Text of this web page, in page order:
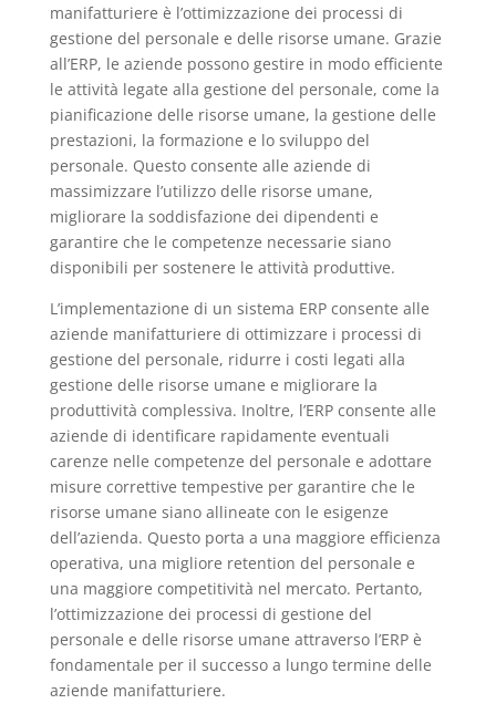
manifatturiere è l’ottimizzazione dei processi di
gestione del personale e delle risorse umane. Grazie
all’ERP, le aziende possono gestire in modo efficiente
le attività legate alla gestione del personale, come la
pianificazione delle risorse umane, la gestione delle
prestazioni, la formazione e lo sviluppo del
personale. Questo consente alle aziende di
massimizzare l’utilizzo delle risorse umane,
migliorare la soddisfazione dei dipendenti e
garantire che le competenze necessarie siano
disponibili per sostenere le attività produttive.
L’implementazione di un sistema ERP consente alle
aziende manifatturiere di ottimizzare i processi di
gestione del personale, ridurre i costi legati alla
gestione delle risorse umane e migliorare la
produttività complessiva. Inoltre, l’ERP consente alle
aziende di identificare rapidamente eventuali
carenze nelle competenze del personale e adottare
misure correttive tempestive per garantire che le
risorse umane siano allineate con le esigenze
dell’azienda. Questo porta a una maggiore efficienza
operativa, una migliore retention del personale e
una maggiore competitività nel mercato. Pertanto,
l’ottimizzazione dei processi di gestione del
personale e delle risorse umane attraverso l’ERP è
fondamentale per il successo a lungo termine delle
aziende manifatturiere.